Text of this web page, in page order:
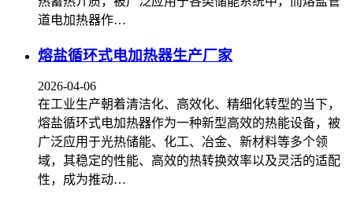
道电加热器作…
熔盐循环式电加热器生产厂家
2026-04-06
在工业生产朝着清洁化、高效化、精细化转型的当下，
熔盐循环式电加热器作为一种新型高效的热能设备，被
广泛应用于光热储能、化工、冶金、新材料等多个领
域，其稳定的性能、高效的热转换效率以及灵活的适配
性，成为推动…